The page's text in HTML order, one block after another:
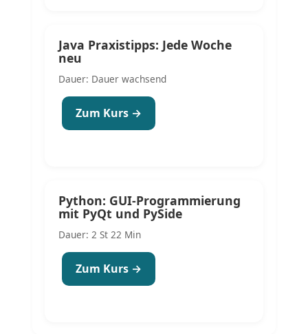
Java Praxistipps: Jede Woche
neu
Dauer: Dauer wachsend
Zum Kurs →
Python: GUI-Programmierung
mit PyQt und PySide
Dauer: 2 St 22 Min
Zum Kurs →